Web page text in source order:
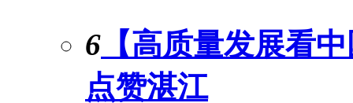
6 【高质量发展看
点赞湛江